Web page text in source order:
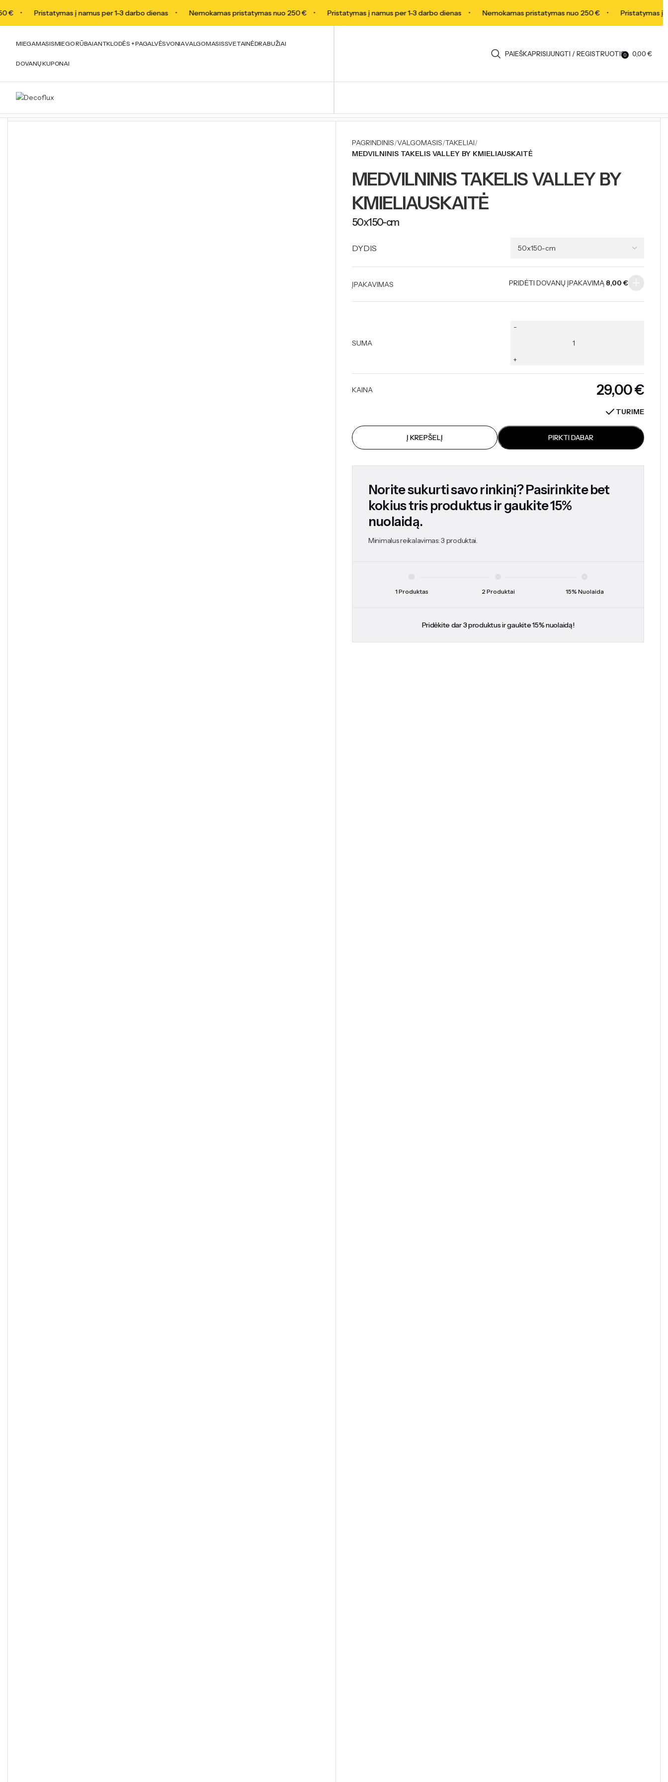
Pristatymas į namus per 1-3 darbo dienas Nemokamas pristatymas nuo 250 € Pristatymas į namus per 1-3 darbo dienas Nemokamas pristatymas nuo 250 € Pristatymas į
MIEGAMASISMIEGO RŪBAIANTKLODĖS + PAGALVĖSVONIAVALGOMASISSVETAINĖDRABUŽIAI
DOVANŲ KUPONAI
PAIEŠKAPRISIJUNGTI / REGISTRUOTIS0 0,00€
PAGRINDINIS VALGOMASIS TAKELIAI
MEDVILNINIS TAKELIS VALLEY BY KMIELIAUSKAITĖ
MEDVILNINIS TAKELIS VALLEY BY
KMIELIAUSKAITĖ
50x150-cm
DYDIS
ĮPAKAVIMAS PRIDĖTI DOVANŲ ĮPAKAVIMĄ 8,00 €
SUMA
KAINA €
TURIME
Į KREPŠELĮ PIRKTI DABAR
Norite sukurti savo rinkinį? Pasirinkite bet
kokius tris produktus ir gaukite 15%
nuolaidą.
Minimalus reikalavimas: 3 produktai.
1 Produktas 2 Produktai 15% Nuolaida
Pridėkite dar 3 produktus ir gaukite 15% nuolaidą!